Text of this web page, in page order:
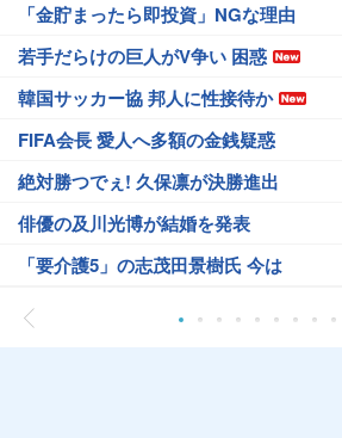
「金貯まったら即投資」NGな理由
若手だらけの巨人がV争い 困惑
韓国サッカー協 邦人に性接待か
FIFA会長 愛人へ多額の金銭疑惑
絶対勝つでぇ! 久保凛が決勝進出
俳優の及川光博が結婚を発表
「要介護5」の志茂田景樹氏 今は